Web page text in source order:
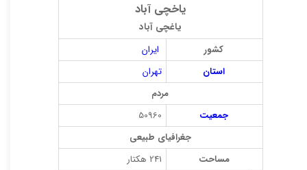
یاخچی آباد
یاغچی آباد
کشور
ایران
استان
تهران
مردم
جمعیت
50960
جغرافیای طبیعی
مساحت
241 هکتار